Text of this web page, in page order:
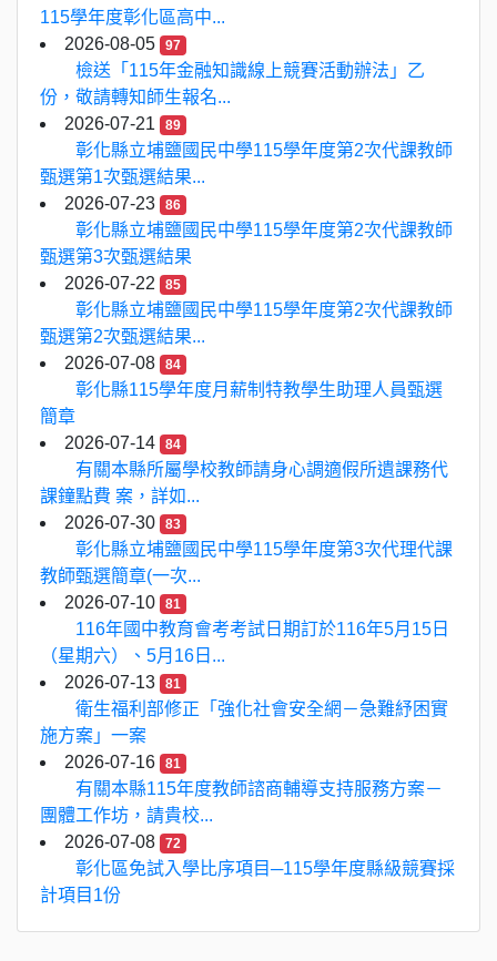
115學年度彰化區高中...
2026-08-05
97
檢送「115年金融知識線上競賽活動辦法」乙
份，敬請轉知師生報名...
2026-07-21
89
彰化縣立埔鹽國民中學115學年度第2次代課教師
甄選第1次甄選結果...
2026-07-23
86
彰化縣立埔鹽國民中學115學年度第2次代課教師
甄選第3次甄選結果
2026-07-22
85
彰化縣立埔鹽國民中學115學年度第2次代課教師
甄選第2次甄選結果...
2026-07-08
84
彰化縣115學年度月薪制特教學生助理人員甄選
簡章
2026-07-14
84
有關本縣所屬學校教師請身心調適假所遺課務代
課鐘點費 案，詳如...
2026-07-30
83
彰化縣立埔鹽國民中學115學年度第3次代理代課
教師甄選簡章(一次...
2026-07-10
81
116年國中教育會考考試日期訂於116年5月15日
（星期六）、5月16日...
2026-07-13
81
衛生福利部修正「強化社會安全網－急難紓困實
施方案」一案
2026-07-16
81
有關本縣115年度教師諮商輔導支持服務方案－
團體工作坊，請貴校...
2026-07-08
72
彰化區免試入學比序項目─115學年度縣級競賽採
計項目1份